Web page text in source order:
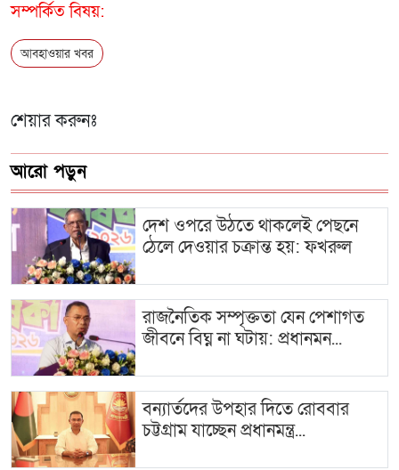
সম্পর্কিত বিষয়:
আবহাওয়ার খবর
শেয়ার করুনঃ
আরো পড়ুন
দেশ ওপরে উঠতে থাকলেই পেছনে
ঠেলে দেওয়ার চক্রান্ত হয়: ফখরুল
রাজনৈতিক সম্পৃক্ততা যেন পেশাগত
জীবনে বিঘ্ন না ঘটায়: প্রধানমন...
বন্যার্তদের উপহার দিতে রোববার
চট্টগ্রাম যাচ্ছেন প্রধানমন্ত্র...